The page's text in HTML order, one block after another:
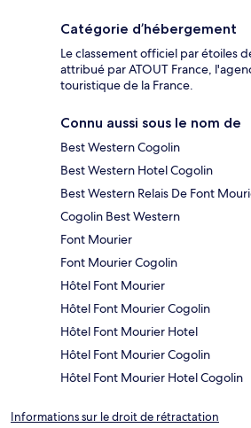
Catégorie d’hébergement
Le classement officiel par étoiles
attribué par ATOUT France,
touristique de la France.
Connu aussi sous le nom de
Best Western Cogolin
Best Western Hotel Cogolin
Best Western Relais De Font
Cogolin Best Western
Font Mourier
Font Mourier Cogolin
Hôtel Font Mourier
Hôtel Font Mourier Cogolin
Hôtel Font Mourier Hotel
Hôtel Font Mourier Cogolin
Hôtel Font Mourier Hotel Cogolin
Informations sur le droit de rétractation